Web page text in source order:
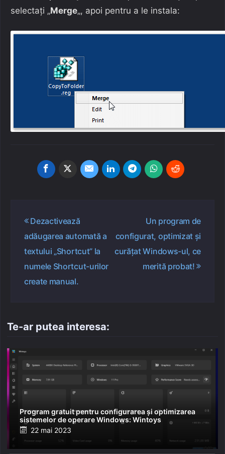
selectați „Merge„, apoi pentru a le instala:
Navigare
articole
Dezactivează
adăugarea automată a
textului „Shortcut” la
numele Shortcut-urilor
create manual.
Un program de
configurat, optimizat și
curățat Windows-ul, ce
merită probat!
Te-ar putea interesa:
Program gratuit pentru configurarea și optimizarea
sistemelor de operare Windows: Wintoys
Posted
on
22 mai 2023